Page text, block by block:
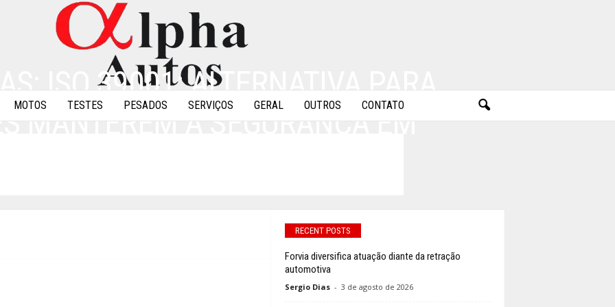
MOTOS TESTES PESADOS SERVIÇOS GERAL OUTROS CONTATO
ISO 39001: ALTERNATIVA PARA
MANTEREM A SEGURANÇA EM
RECENT POSTS
Forvia diversifica atuação diante da retração
automotiva
Sergio Dias - 3 de agosto de 2026